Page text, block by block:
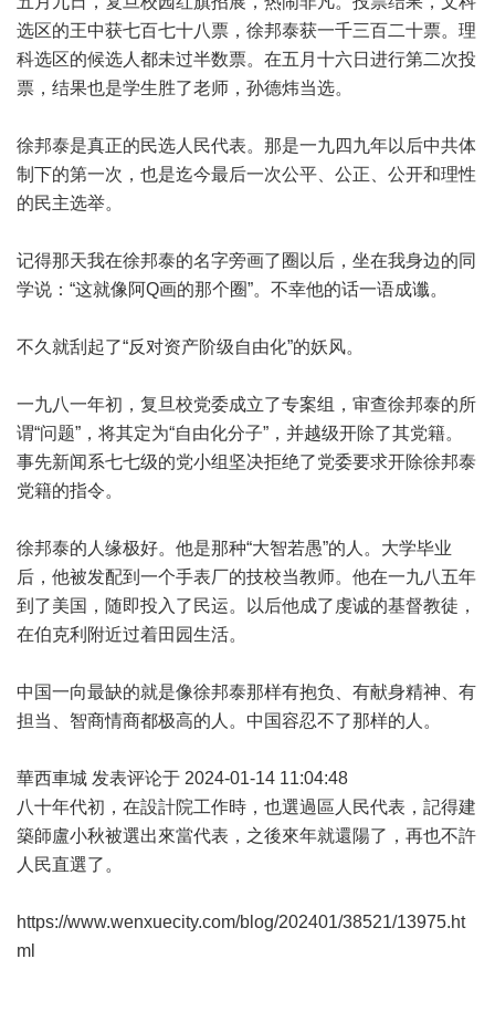
选区的王中获七百七十八票，徐邦泰获一千三百二十票。理
科选区的候选人都未过半数票。在五月十六日进行第二次投
票，结果也是学生胜了老师，孙德炜当选。
徐邦泰是真正的民选人民代表。那是一九四九年以后中共体
制下的第一次，也是迄今最后一次公平、公正、公开和理性
的民主选举。
记得那天我在徐邦泰的名字旁画了圈以后，坐在我身边的同
学说：“这就像阿Q画的那个圈”。不幸他的话一语成谶。
不久就刮起了“反对资产阶级自由化”的妖风。
一九八一年初，复旦校党委成立了专案组，审查徐邦泰的所
谓“问题”，将其定为“自由化分子”，并越级开除了其党籍。
事先新闻系七七级的党小组坚决拒绝了党委要求开除徐邦泰
党籍的指令。
徐邦泰的人缘极好。他是那种“大智若愚”的人。大学毕业
后，他被发配到一个手表厂的技校当教师。他在一九八五年
到了美国，随即投入了民运。以后他成了虔诚的基督教徒，
在伯克利附近过着田园生活。
中国一向最缺的就是像徐邦泰那样有抱负、有献身精神、有
担当、智商情商都极高的人。中国容忍不了那样的人。
華西車城 发表评论于 2024-01-14 11:04:48
八十年代初，在設計院工作時，也選過區人民代表，記得建
築師盧小秋被選出來當代表，之後來年就還陽了，再也不許
人民直選了。
https://www.wenxuecity.com/blog/202401/38521/13975.ht
ml